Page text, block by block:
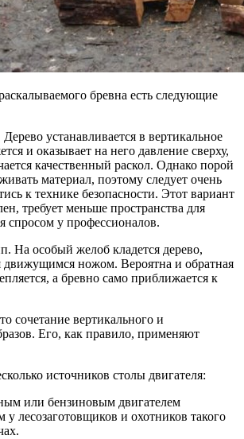
бревна есть следующие
устанавливается в вертикальное
и оказывает на него давление сверху,
качественный раскол. Однако порой
материал, поэтому следует очень
к технике безопасности. Этот вариант
требует меньше пространства для
спросом у профессионалов.
На особый желоб кладется дерево,
движущимся ножом. Вероятна и обратная
а бревно само приближается к
сочетание вертикального и
Его, как правило, применяют
источников столы двигателя:
или бензиновым двигателем
у лесозаготовщиков и охотников такого